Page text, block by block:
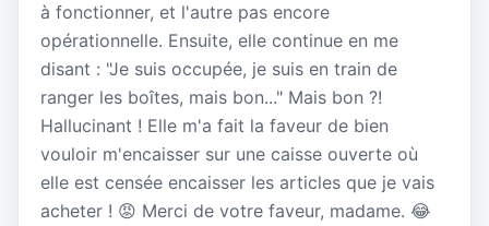
à fonctionner, et l'autre pas encore
opérationnelle. Ensuite, elle continue en me
disant : "Je suis occupée, je suis en train de
ranger les boîtes, mais bon..." Mais bon ?!
Hallucinant ! Elle m'a fait la faveur de bien
vouloir m'encaisser sur une caisse ouverte où
elle est censée encaisser les articles que je vais
acheter ! 😡 Merci de votre faveur, madame. 😂